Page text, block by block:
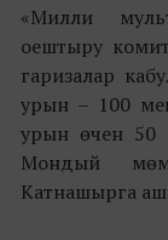
«Милли
оештыру
гаризалар
урын – 100
урын өчен 50
Мондый
Катнашырга